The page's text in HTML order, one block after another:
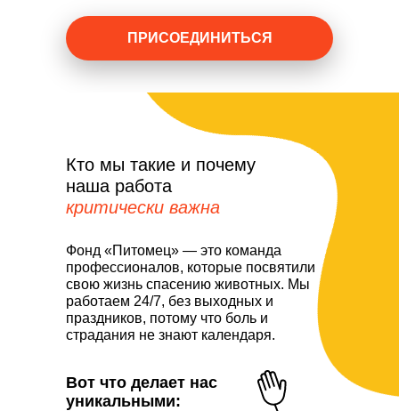
ПРИСОЕДИНИТЬСЯ
Вот что делает нас
уникальными:
Фонд «Питомец» — это команда
профессионалов, которые посвятили
свою жизнь спасению животных. Мы
работаем 24/7, без выходных и
праздников, потому что боль и
страдания не знают календаря.
Кто мы такие и почему
наша работа
критически важна